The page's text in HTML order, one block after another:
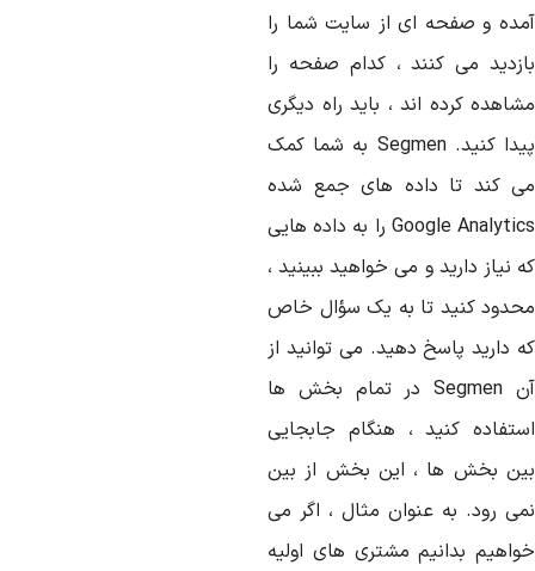
و صفحه ای از سایت شما را
می کنند ، کدام صفحه را
کرده اند ، باید راه دیگری
کنید. Segmenبه شما کمک
کند تا داده های جمع شده
Googleرا به داده هایی
نیاز دارید و می خواهید ببینید ،
کنید تا به یک سؤال خاص
دارید پاسخ دهید. می توانید از
Segmenدر تمام بخش ها
کنید ، هنگام جابجایی
بخش ها ، این بخش از بین
رود. به عنوان مثال ، اگر می
بدانیم مشتری های اولیه